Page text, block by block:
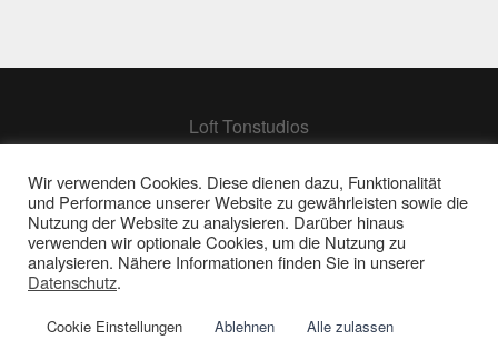
Loft Tonstudios
Berlin
Frankfurt
Wir verwenden Cookies. Diese dienen dazu, Funktionalität
und Performance unserer Website zu gewährleisten sowie die
Nutzung der Website zu analysieren. Darüber hinaus
verwenden wir optionale Cookies, um die Nutzung zu
analysieren. Nähere Informationen finden Sie in unserer
Datenschutz.
Cookie Einstellungen Ablehnen Alle zulassen